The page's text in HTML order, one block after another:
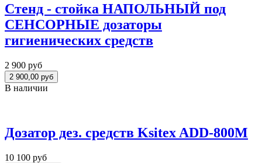
Стенд - стойка НАПОЛЬНЫЙ под
СЕНСОРНЫЕ дозаторы
гигиенических средств
2 900 руб
В наличии
Дозатор дез. средств Ksitex ADD-800M
10 100 руб